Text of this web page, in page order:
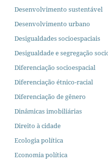
Desenvolvimento sustentável
Desenvolvimento urbano
Desigualdades socioespaciais
Desigualdade e segregação
Diferenciação socioespacial
Diferenciação étnico-racial
Diferenciação de gênero
Dinâmicas imobiliárias
Direito à cidade
Ecologia política
Economia política